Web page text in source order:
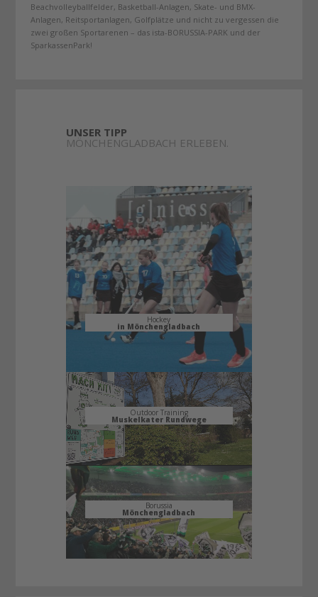
Beachvolleyballfelder, Basketball-Anlagen, Skate- und BMX-
Anlagen, Reitsportanlagen, Golfplätze und nicht zu vergessen die
zwei großen Sportarenen – das ista-BORUSSIA-PARK und der
SparkassenPark!
UNSER TIPP
MÖNCHENGLADBACH ERLEBEN.
Hockey
in Mönchengladbach
Outdoor Training
Muskelkater Rundwege
Borussia
Mönchengladbach